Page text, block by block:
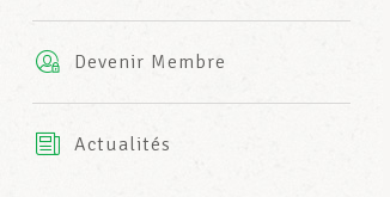
Devenir Membre
Actualités